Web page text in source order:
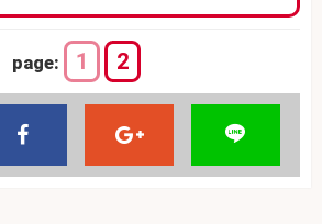
page: 1 2